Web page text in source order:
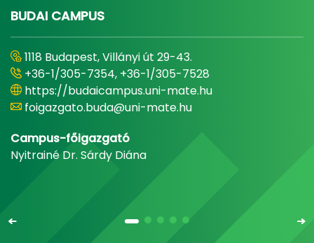
BUDAI CAMPUS
1118 Budapest, Villányi út 29-43.
+36-1/305-7354, +36-1/305-7528
https://budaicampus.uni-mate.hu
foigazgato.buda@uni-mate.hu
Campus-főigazgató
Nyitrainé Dr. Sárdy Diána